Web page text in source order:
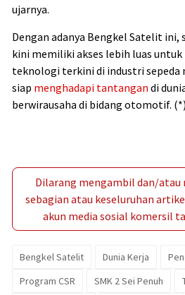
ujarnya.
Dengan adanya Bengkel Satelit ini,
kini memiliki akses lebih luas
teknologi terkini di industri sepeda
siap menghadapi tantangan di
berwirausaha di bidang otomotif. (*)
Dilarang mengambil dan/atau
sebagian atau keseluruhan
akun media sosial komersil
Bengkel Satelit Dunia Kerja
Program CSR
SMK 2 Sei Penuh